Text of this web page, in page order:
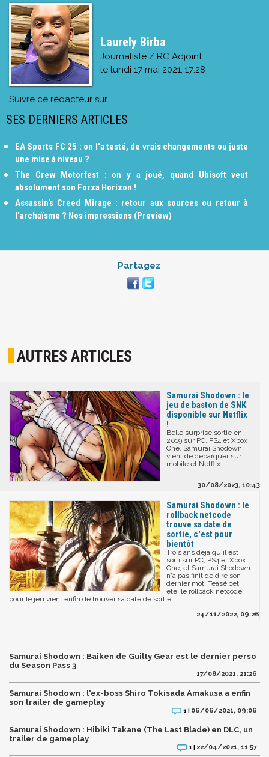
Laurely Birba
Journaliste / RC Adjoint
le lundi 17 mai 2021, 17:28
Suivre ce rédacteur sur
SES DERNIERS ARTICLES
EA Sports FC 25 : on l'a testé, de vrais changements ou juste
une mise à niveau ?
The Crew Motorfest : on y a joué, quand Ubisoft veut
absolument son Forza Horizon !
Assassin’s Creed Mirage : retour aux sources ou retour à
l'archaïsme ? Nos impressions (Preview)
Partagez
AUTRES ARTICLES
Samurai Shodown : le
jeu de baston de SNK
disponible sur Netflix
!
Belle surprise sortie en
2019 sur PC, PS4 et Xbox
One, Samurai Shodown
vient de débarquer sur
mobile et Netflix !
30/08/2023, 10:43
Samurai Shodown : le
rollback netcode
trouve sa date de
sortie, c'est pour
bientôt
Trois ans déjà qu'il est
sorti sur PC, PS4 et Xbox
One, et Samurai Shodown
n'a pas finit de dire son
dernier mot. Teasé cet
été, le rollback netcode
pour le jeu vient enfin de trouver sa date de sortie.
24/11/2022, 09:26
Samurai Shodown : Baiken de Guilty Gear est le dernier perso
du Season Pass 3
17/08/2021, 21:26
Samurai Shodown : l'ex-boss Shiro Tokisada Amakusa a enfin
son trailer de gameplay
1 | 06/06/2021, 09:06
Samurai Shodown : Hibiki Takane (The Last Blade) en DLC, un
trailer de gameplay
1 | 22/04/2021, 11:57